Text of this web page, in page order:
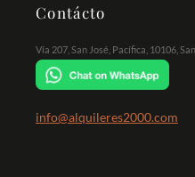
Contácto
Vía 207, San José, Pacífica, 10106,
info@alquileres2000.com